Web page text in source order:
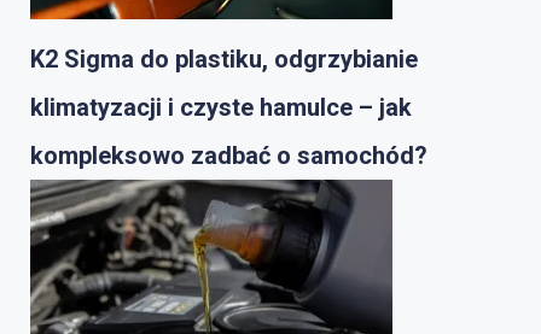
K2 Sigma do plastiku, odgrzybianie
klimatyzacji i czyste hamulce – jak
kompleksowo zadbać o samochód?